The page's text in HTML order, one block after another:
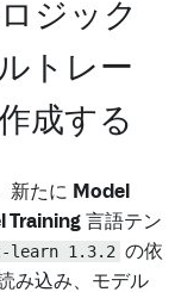
ジック
トレー
成する
新たに Model
Training 言語テン
learn 1.3.2 の依
み込み、モデル